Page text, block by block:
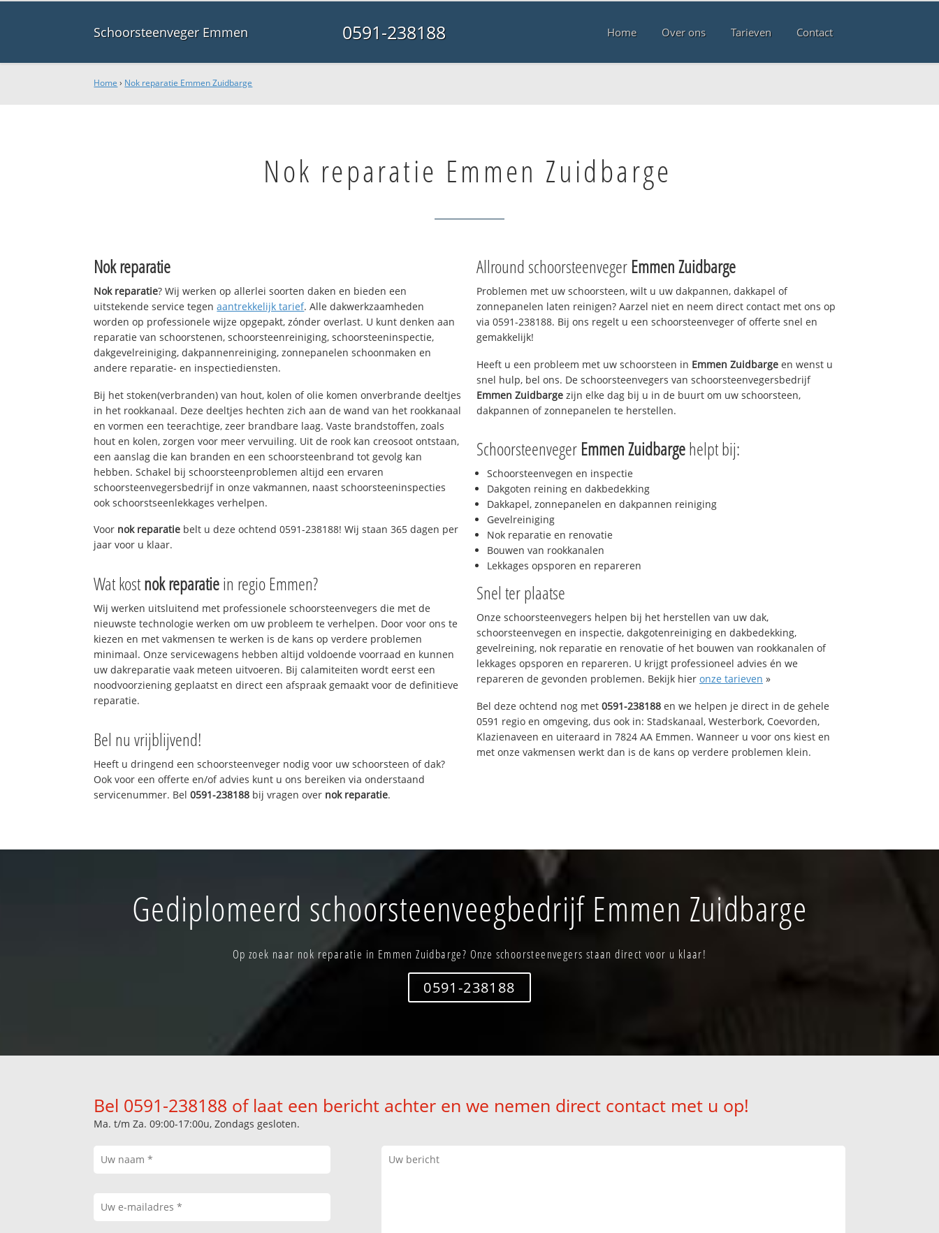
Schoorsteenveger Emmen 0591-238188 Home Over ons Tarieven Contact
Home › Nok reparatie Emmen Zuidbarge
Nok reparatie Emmen Zuidbarge
Nok reparatie
Nok reparatie? Wij werken op allerlei soorten daken en bieden een
uitstekende service tegenaantrekkelijk tarief. Alle dakwerkzaamheden
worden op professionele wijze opgepakt, zónder overlast. U kunt denken aan
reparatie van schoorstenen, schoorsteenreiniging, schoorsteeninspectie,
dakgevelreiniging, dakpannenreiniging, zonnepanelen schoonmaken en
andere reparatie- en inspectiediensten.
Bij het stoken(verbranden) van hout, kolen of olie komen onverbrande deeltjes
in het rookkanaal. Deze deeltjes hechten zich aan de wand van het rookkanaal
en vormen een teerachtige, zeer brandbare laag. Vaste brandstoffen, zoals
hout en kolen, zorgen voor meer vervuiling. Uit de rook kan creosoot ontstaan,
een aanslag die kan branden en een schoorsteenbrand tot gevolg kan
hebben. Schakel bij schoorsteenproblemen altijd een ervaren
schoorsteenvegersbedrijf in onze vakmannen, naast schoorsteeninspecties
ook schoorstseenlekkages verhelpen.
Voor nok reparatie belt u deze ochtend 0591-238188! Wij staan 365 dagen per
jaar voor u klaar.
Wat kostnok reparatiein regio Emmen?
Wij werken uitsluitend met professionele schoorsteenvegers die met de
nieuwste technologie werken om uw probleem te verhelpen. Door voor ons te
kiezen en met vakmensen te werken is de kans op verdere problemen
minimaal. Onze servicewagens hebben altijd voldoende voorraad en kunnen
uw dakreparatie vaak meteen uitvoeren. Bij calamiteiten wordt eerst een
noodvoorziening geplaatst en direct een afspraak gemaakt voor de definitieve
reparatie.
Bel nu vrijblijvend!
Heeft u dringend een schoorsteenveger nodig voor uw schoorsteen of dak?
Ook voor een offerte en/of advies kunt u ons bereiken via onderstaand
servicenummer. Bel0591-238188 bij vragen over nok reparatie.
Allround schoorsteenveger Emmen Zuidbarge
Problemen met uw schoorsteen, wilt u uw dakpannen, dakkapel of
zonnepanelen laten reinigen? Aarzel niet en neem direct contact met ons op
via 0591-238188. Bij ons regelt u een schoorsteenveger of offerte snel en
gemakkelijk!
Heeft u een probleem met uw schoorsteen in Emmen Zuidbarge en wenst u
snel hulp, bel ons. De schoorsteenvegers van schoorsteenvegersbedrijf
Emmen Zuidbarge zijn elke dag bij u in de buurt om uw schoorsteen,
dakpannen of zonnepanelen te herstellen.
Schoorsteenveger Emmen Zuidbargehelpt bij:
Schoorsteenvegen en inspectie
Dakgoten reining en dakbedekking
Dakkapel, zonnepanelen en dakpannen reiniging
Gevelreiniging
Nok reparatie en renovatie
Bouwen van rookkanalen
Lekkages opsporen en repareren
Snel ter plaatse
Onze schoorsteenvegers helpen bij het herstellen van uw dak,
schoorsteenvegen en inspectie, dakgotenreiniging en dakbedekking,
gevelreining, nok reparatie en renovatie of het bouwen van rookkanalen of
lekkages opsporen en repareren. U krijgt professioneel advies én we
repareren de gevonden problemen. Bekijk hier onze tarieven »
Bel deze ochtend nog met 0591-238188 en we helpen je direct in de gehele
0591 regio en omgeving, dus ook in: Stadskanaal, Westerbork, Coevorden,
Klazienaveen en uiteraard in 7824 AA Emmen. Wanneer u voor ons kiest en
met onze vakmensen werkt dan is de kans op verdere problemen klein.
Gediplomeerd schoorsteenveegbedrijf Emmen Zuidbarge
Op zoek naar nok reparatie in Emmen Zuidbarge? Onze schoorsteenvegers staan direct voor u klaar!
0591-238188
Bel 0591-238188 of laat een bericht achter en we nemen direct contact met u op!
Ma. t/m Za. 09:00-17:00u, Zondags gesloten.